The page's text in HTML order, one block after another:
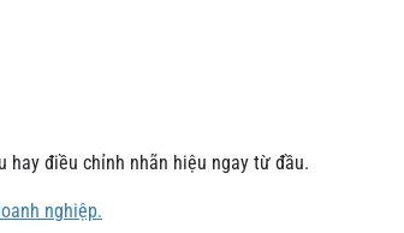
hay điều chỉnh nhãn hiệu ngay từ đầu.
nghiệp.